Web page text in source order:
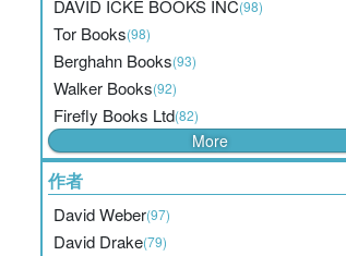
DAVID ICKE BOOKS INC(98)
Tor Books(98)
Berghahn Books(93)
Walker Books(92)
Firefly Books Ltd(82)
More
作者
David Weber(97)
David Drake(79)